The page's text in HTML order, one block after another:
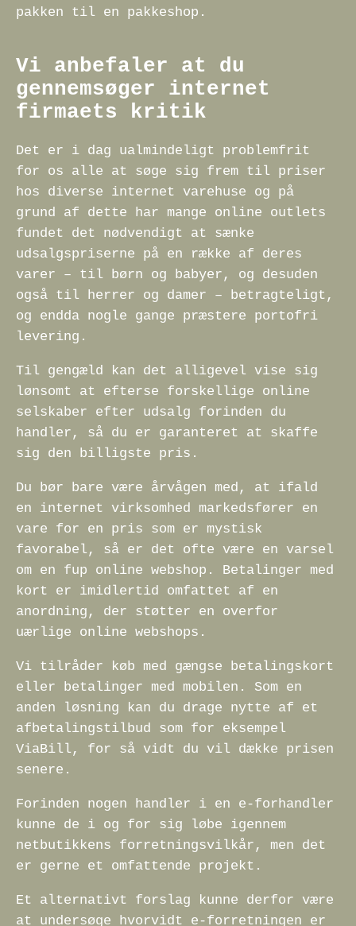
pakken til en pakkeshop.
Vi anbefaler at du
gennemsøger internet
firmaets kritik
Det er i dag ualmindeligt problemfrit
for os alle at søge sig frem til priser
hos diverse internet varehuse og på
grund af dette har mange online outlets
fundet det nødvendigt at sænke
udsalgspriserne på en række af deres
varer – til børn og babyer, og desuden
også til herrer og damer – betragteligt,
og endda nogle gange præstere portofri
levering.
Til gengæld kan det alligevel vise sig
lønsomt at efterse forskellige online
selskaber efter udsalg forinden du
handler, så du er garanteret at skaffe
sig den billigste pris.
Du bør bare være årvågen med, at ifald
en internet virksomhed markedsfører en
vare for en pris som er mystisk
favorabel, så er det ofte være en varsel
om en fup online webshop. Betalinger med
kort er imidlertid omfattet af en
anordning, der støtter en overfor
uærlige online webshops.
Vi tilråder køb med gængse betalingskort
eller betalinger med mobilen. Som en
anden løsning kan du drage nytte af et
afbetalingstilbud som for eksempel
ViaBill, for så vidt du vil dække prisen
senere.
Forinden nogen handler i en e-forhandler
kunne de i og for sig løbe igennem
netbutikkens forretningsvilkår, men det
er gerne et omfattende projekt.
Et alternativt forslag kunne derfor være
at undersøge hvorvidt e-forretningen er